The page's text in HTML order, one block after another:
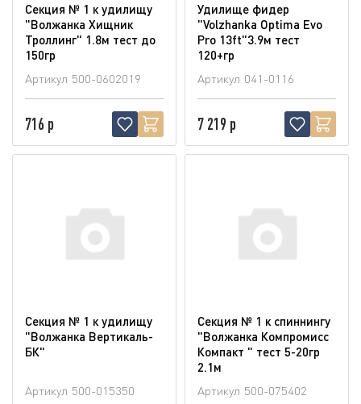
Секция № 1 к удилищу
"Волжанка Хищник
Троллинг" 1.8м тест до
150гр
Артикул 500-0602019
716 р
Удилище фидер
"Volzhanka Optima Evo
Pro 13ft"3.9м тест
120+гр
Артикул 041-0116
7 219 р
Секция № 1 к удилищу
"Волжанка Вертикаль-
БК"
Артикул 500-015350
Секция № 1 к спиннингу
"Волжанка Компромисс
Компакт " тест 5-20гр
2.1м
Артикул 500-075402